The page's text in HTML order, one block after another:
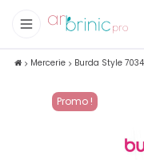
Tissus
Mercerie Burda Style
Promo !